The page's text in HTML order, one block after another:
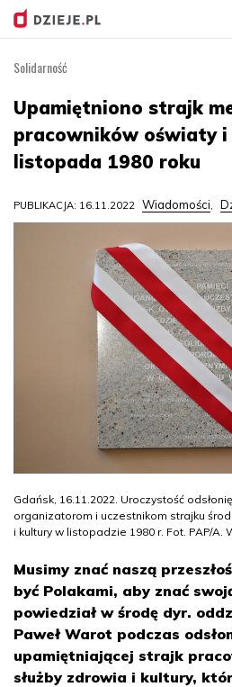
treści
Solidarność
Upamiętniono strajk
pracowników oświaty
listopada 1980 roku
PUBLIKACJA: 16.11.2022 Wiadomości,
Gdańsk, 16.11.2022. Uroczystość
organizatorom i uczestnikom strajku
i kultury w listopadzie 1980 r. Fot. PAP/A.
Musimy znać naszą
być Polakami, aby znać
powiedział w środę dyr.
Paweł Warot podczas
upamiętniającej strajk
służby zdrowia i kultury,